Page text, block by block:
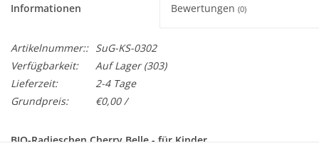
Informationen Bewertungen (0)
Artikelnummer:: SuG-KS-0302
Verfügbarkeit:
Auf Lager(303)
Lieferzeit:
2-4 Tage
Grundpreis:
€0,00 /
BIO-Radieschen Cherry Belle - für Kinder